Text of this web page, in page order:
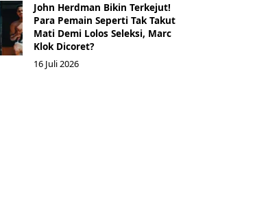
John Herdman Bikin Terkejut!
Para Pemain Seperti Tak Takut
Mati Demi Lolos Seleksi, Marc
Klok Dicoret?
16 Juli 2026